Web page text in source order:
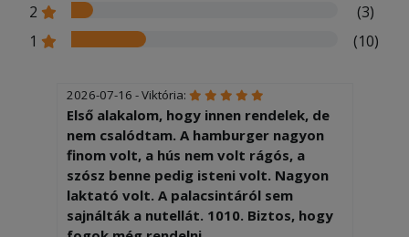
2
(3)
1
(10)
2026-07-16 - Viktória:
Első alakalom, hogy innen rendelek, de
nem csalódtam. A hamburger nagyon
finom volt, a hús nem volt rágós, a
szósz benne pedig isteni volt. Nagyon
laktató volt. A palacsintáról sem
sajnálták a nutellát. 1010. Biztos, hogy